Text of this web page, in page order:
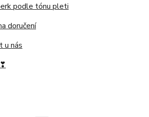
podle tónu pleti
doručení
u nás